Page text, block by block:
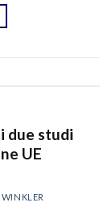
due studi
UE